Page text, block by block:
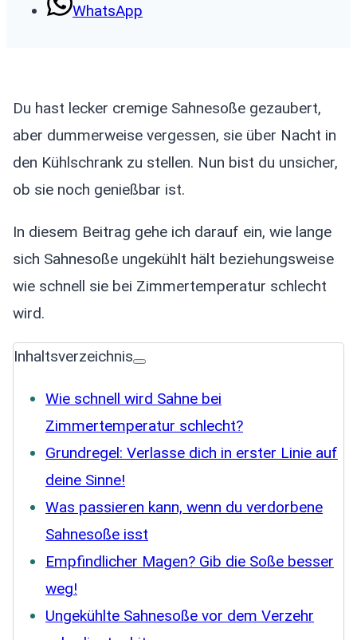
WhatsApp
Du hast lecker cremige Sahnesoße gezaubert,
aber dummerweise vergessen, sie über Nacht in
den Kühlschrank zu stellen. Nun bist du unsicher,
ob sie noch genießbar ist.
In diesem Beitrag gehe ich darauf ein, wie lange
sich Sahnesoße ungekühlt hält beziehungsweise
wie schnell sie bei Zimmertemperatur schlecht
wird.
Inhaltsverzeichnis
Wie schnell wird Sahne bei
Zimmertemperatur schlecht?
Grundregel: Verlasse dich in erster Linie auf
deine Sinne!
Was passieren kann, wenn du verdorbene
Sahnesoße isst
Empfindlicher Magen? Gib die Soße besser
weg!
Ungekühlte Sahnesoße vor dem Verzehr